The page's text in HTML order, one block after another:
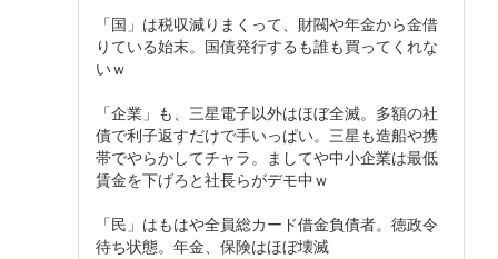
「国」は税収減りまくって、財閥や年金から金借
りている始末。国債発行するも誰も買ってくれな
いｗ
「企業」も、三星電子以外はほぼ全滅。多額の社
債で利子返すだけで手いっぱい。三星も造船や携
帯でやらかしてチャラ。ましてや中小企業は最低
賃金を下げろと社長らがデモ中ｗ
「民」はもはや全員総カード借金負債者。徳政令
待ち状態。年金、保険はほぼ壊滅